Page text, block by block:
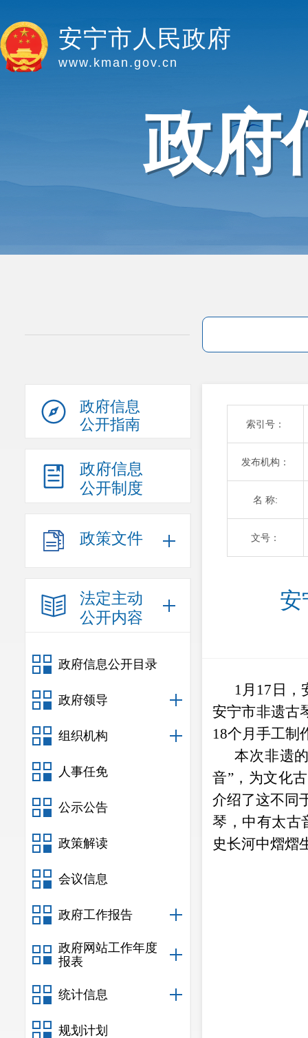
安宁市人民政府
www.kman.gov.cn
政府
政府信息
公开指南
政府信息
公开制度
政策文件
法定主动
公开内容
政府信息公开目录
政府领导
组织机构
人事任免
公示公告
政策解读
会议信息
政府工作报告
政府网站工作年度
报表
统计信息
规划计划
索引号：
发布机构：
名 称:
文号：
安
1月 17 日，
安宁市非遗古
18个月手工制
本次非遗
音”，为文化
介绍了这不同
琴，中有太古
史长河中熠熠